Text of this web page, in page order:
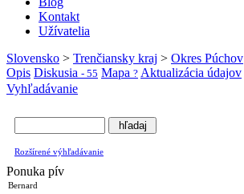
Kontakt
Užívatelia
Slovensko > Trenčiansky kraj > Okres Púchov
Opis Diskusia - 55 Mapa ? Aktualizácia údajov
Vyhľadávanie
Rozšírené výhľadávanie
Ponuka pív
Bernard